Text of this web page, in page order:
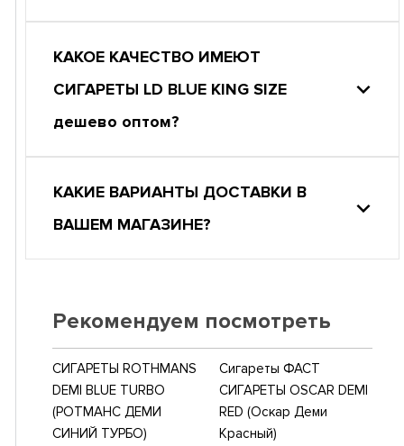
КАКОЕ КАЧЕСТВО ИМЕЮТ
СИГАРЕТЫ LD BLUE KING SIZE
дешево оптом?
КАКИЕ ВАРИАНТЫ ДОСТАВКИ В
ВАШЕМ МАГАЗИНЕ?
Рекомендуем посмотреть
СИГАРЕТЫ ROTHMANS
DEMI BLUE TURBO
(РОТМАНС ДЕМИ
СИНИЙ ТУРБО)
Сигареты ФАСТ
СИГАРЕТЫ OSCAR DEMI
RED (Оскар Деми
Красный)